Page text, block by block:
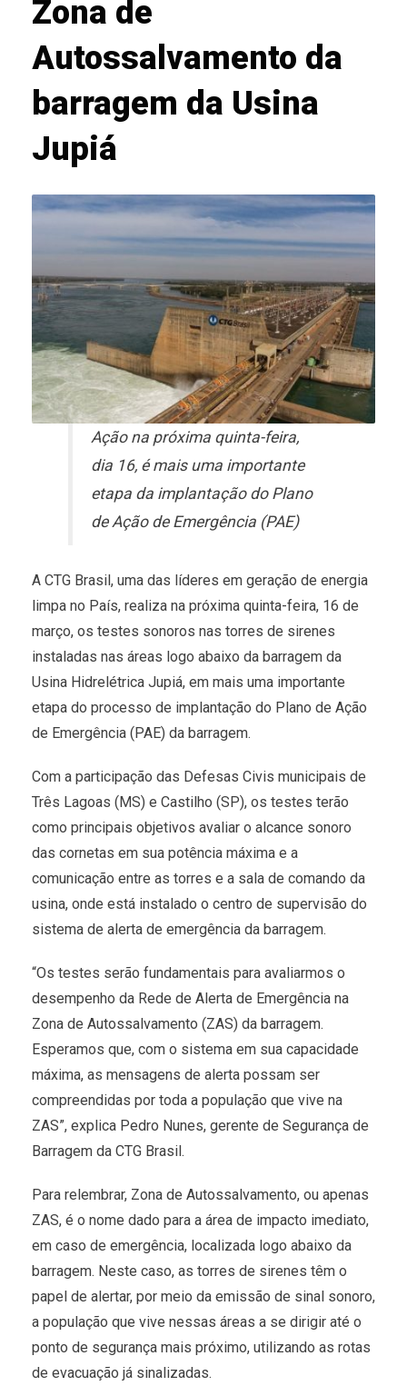
Zona de
Autossalvamento da
barragem da Usina
Jupiá
Ação na próxima quinta-feira,
dia 16, é mais uma importante
etapa da implantação do Plano
de Ação de Emergência (PAE)
A CTG Brasil, uma das líderes em geração de energia
limpa no País, realiza na próxima quinta-feira, 16 de
março, os testes sonoros nas torres de sirenes
instaladas nas áreas logo abaixo da barragem da
Usina Hidrelétrica Jupiá, em mais uma importante
etapa do processo de implantação do Plano de Ação
de Emergência (PAE) da barragem.
Com a participação das Defesas Civis municipais de
Três Lagoas (MS) e Castilho (SP), os testes terão
como principais objetivos avaliar o alcance sonoro
das cornetas em sua potência máxima e a
comunicação entre as torres e a sala de comando da
usina, onde está instalado o centro de supervisão do
sistema de alerta de emergência da barragem.
“Os testes serão fundamentais para avaliarmos o
desempenho da Rede de Alerta de Emergência na
Zona de Autossalvamento (ZAS) da barragem.
Esperamos que, com o sistema em sua capacidade
máxima, as mensagens de alerta possam ser
compreendidas por toda a população que vive na
ZAS”, explica Pedro Nunes, gerente de Segurança de
Barragem da CTG Brasil.
Para relembrar, Zona de Autossalvamento, ou apenas
ZAS, é o nome dado para a área de impacto imediato,
em caso de emergência, localizada logo abaixo da
barragem. Neste caso, as torres de sirenes têm o
papel de alertar, por meio da emissão de sinal sonoro,
a população que vive nessas áreas a se dirigir até o
ponto de segurança mais próximo, utilizando as rotas
de evacuação já sinalizadas.